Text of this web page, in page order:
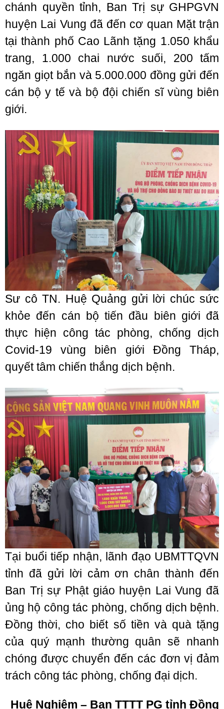
chánh quyền tỉnh, Ban Trị sự GHPGVN
huyện Lai Vung đã đến cơ quan Mặt trận
tại thành phố Cao Lãnh tặng 1.050 khẩu
trang, 1.000 chai nước suối, 200 tấm
ngăn giọt bắn và 5.000.000 đồng gửi đến
cán bộ y tế và bộ đội chiến sĩ vùng biên
giới.
Sư cô TN. Huệ Quảng gửi lời chúc sức
khỏe đến cán bộ tiến đầu biên giới đã
thực hiện công tác phòng, chống dịch
Covid-19 vùng biên giới Đồng Tháp,
quyết tâm chiến thắng dịch bệnh.
Tại buổi tiếp nhận, lãnh đạo UBMTTQVN
tỉnh đã gửi lời cảm ơn chân thành đến
Ban Trị sự Phật giáo huyện Lai Vung đã
ủng hộ công tác phòng, chống dịch bệnh.
Đồng thời, cho biết số tiền và quà tặng
của quý mạnh thường quân sẽ nhanh
chóng được chuyển đến các đơn vị đảm
trách công tác phòng, chống đại dịch.
Huệ Nghiêm – Ban TTTT PG tỉnh Đồng